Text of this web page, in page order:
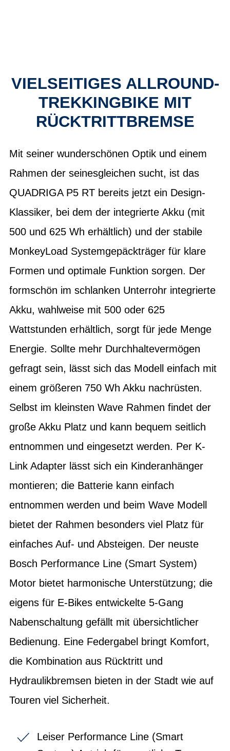
VIELSEITIGES ALLROUND-
TREKKINGBIKE MIT
RÜCKTRITTBREMSE
Mit seiner wunderschönen Optik und einem
Rahmen der seinesgleichen sucht, ist das
QUADRIGA P5 RT bereits jetzt ein Design-
Klassiker, bei dem der integrierte Akku (mit
500 und 625 Wh erhältlich) und der stabile
MonkeyLoad Systemgepäckträger für klare
Formen und optimale Funktion sorgen. Der
formschön im schlanken Unterrohr integrierte
Akku, wahlweise mit 500 oder 625
Wattstunden erhältlich, sorgt für jede Menge
Energie. Sollte mehr Durchhaltevermögen
gefragt sein, lässt sich das Modell einfach mit
einem größeren 750 Wh Akku nachrüsten.
Selbst im kleinsten Wave Rahmen findet der
große Akku Platz und kann bequem seitlich
entnommen und eingesetzt werden. Per K-
Link Adapter lässt sich ein Kinderanhänger
montieren; die Batterie kann einfach
entnommen werden und beim Wave Modell
bietet der Rahmen besonders viel Platz für
einfaches Auf- und Absteigen. Der neuste
Bosch Performance Line (Smart System)
Motor bietet harmonische Unterstützung; die
eigens für E-Bikes entwickelte 5-Gang
Nabenschaltung gefällt mit übersichtlicher
Bedienung. Eine Federgabel bringt Komfort,
die Kombination aus Rücktritt und
Hydraulikbremsen bieten in der Stadt wie auf
Touren viel Sicherheit.
Leiser Performance Line (Smart